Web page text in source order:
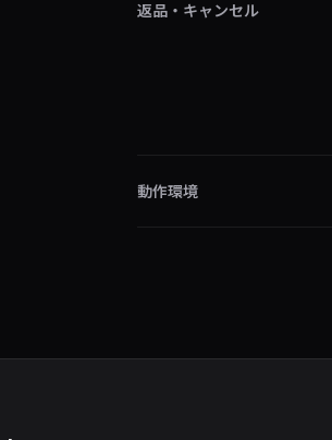
返品・キャンセル
動作環境